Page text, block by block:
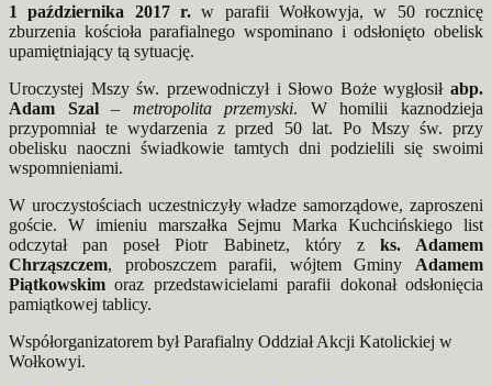
1 października 2017 r. w parafii Wołkowyja, w 50 rocznicę
zburzenia kościoła parafialnego wspominano i odsłonięto obelisk
upamiętniający tą sytuację.
Uroczystej Mszy św. przewodniczył i Słowo Boże wygłosił abp.
Adam Szal– metropolita przemyski. W homilii kaznodzieja
przypomniał te wydarzenia z przed 50 lat. Po Mszy św. przy
obelisku naoczni świadkowie tamtych dni podzielili się swoimi
wspomnieniami.
W uroczystościach uczestniczyły władze samorządowe, zaproszeni
goście. W imieniu marszałka Sejmu Marka Kuchcińskiego list
odczytał pan poseł Piotr Babinetz, który z ks. Adamem
Chrząszczem, proboszczem parafii, wójtem Gminy Adamem
Piątkowskim oraz przedstawicielami parafii dokonał odsłonięcia
pamiątkowej tablicy.
Współorganizatorem był Parafialny Oddział Akcji Katolickiej w
Wołkowyi.